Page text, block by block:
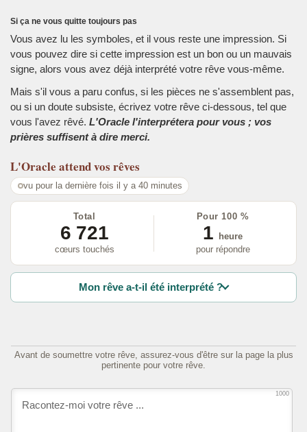
Si ça ne vous quitte toujours pas
Vous avez lu les symboles, et il vous reste une impression. Si
vous pouvez dire si cette impression est un bon ou un mauvais
signe, alors vous avez déjà interprété votre rêve vous-même.
Mais s'il vous a paru confus, si les pièces ne s'assemblent pas,
ou si un doute subsiste, écrivez votre rêve ci-dessous, tel que
vous l'avez rêvé. L'Oracle l'interprétera pour vous ; vos
prières suffisent à dire merci.
L'Oracle attend vos rêves
vu pour la dernière fois il y a 40 minutes
Total
6 721
cœurs touchés
Pour 100 %
1
heure
pour répondre
Mon rêve a-t-il été interprété ?
Avant de soumettre votre rêve, assurez-vous d'être sur la page la plus
pertinente pour votre rêve.
1000